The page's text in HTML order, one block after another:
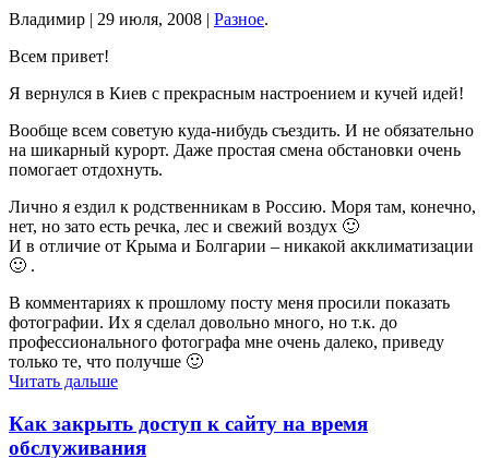
Владимир | 29 июля, 2008 | Разное.
Всем привет!
Я вернулся в Киев с прекрасным настроением и кучей идей!
Вообще всем советую куда-нибудь съездить. И не обязательно
на шикарный курорт. Даже простая смена обстановки очень
помогает отдохнуть.
Лично я ездил к родственникам в Россию. Моря там, конечно,
нет, но зато есть речка, лес и свежий воздух 🙂
И в отличие от Крыма и Болгарии – никакой акклиматизации
🙂 .
В комментариях к прошлому посту меня просили показать
фотографии. Их я сделал довольно много, но т.к. до
профессионального фотографа мне очень далеко, приведу
только те, что получше 🙂
Читать дальше
Как закрыть доступ к сайту на время
обслуживания